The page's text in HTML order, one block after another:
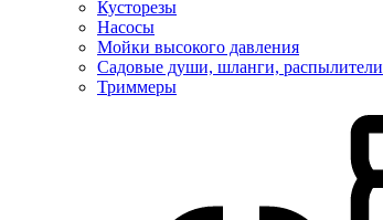
Кусторезы
Насосы
Мойки высокого давления
Садовые души, шланги, распылители
Триммеры